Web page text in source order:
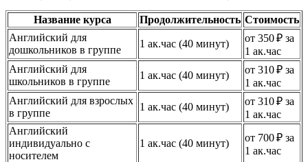
Название курса Продолжительность Стоимость
Английский для
дошкольников в группе
1 ак.час (40 минут)
от 350 ₽ за
1 ак.час
Английский для
школьников в группе
1 ак.час (40 минут)
от 310 ₽ за
1 ак.час
Английский для взрослых
в группе
1 ак.час (40 минут)
от 310 ₽ за
1 ак.час
Английский
индивидуально с
носителем
1 ак.час (40 минут)
от 700 ₽ за
1 ак.час